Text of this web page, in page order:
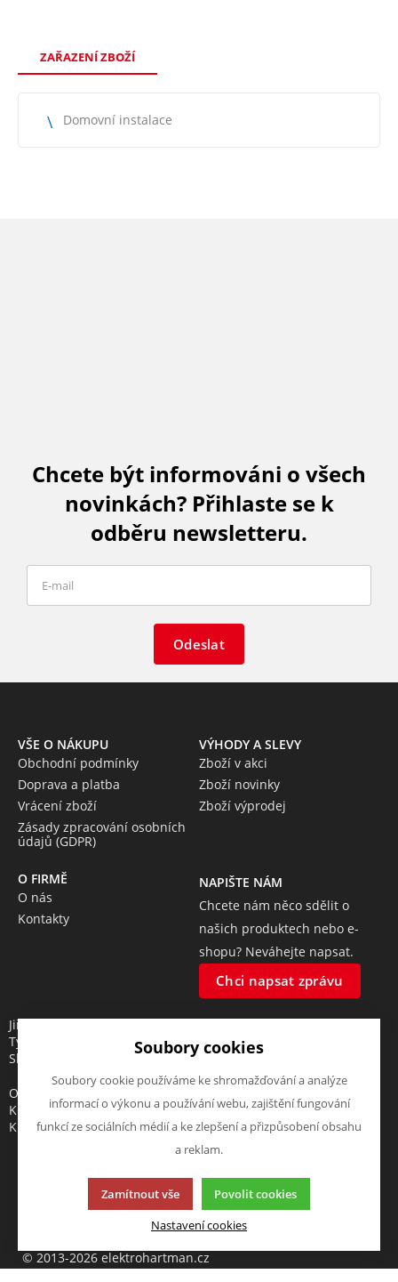
ZAŘAZENÍ ZBOŽÍ
Domovní instalace
Chcete být informováni o všech
novinkách? Přihlaste se k
odběru newsletteru.
Odeslat
VŠE O NÁKUPU
Obchodní podmínky
Doprava a platba
Vrácení zboží
Zásady zpracování osobních
údajů (GDPR)
VÝHODY A SLEVY
Zboží v akci
Zboží novinky
Zboží výprodej
O FIRMĚ
O nás
Kontakty
NAPIŠTE NÁM
Chcete nám něco sdělit o
našich produktech nebo e-
shopu? Neváhejte napsat.
Chci napsat zprávu
Jiří Hartman
Tyršova 143, 552 03 Česká
Skalice, CZ
Obchodní rejstřík vedený u
Krajského soudu v Hradci
Králové, oddíl A, vložka 18553
Tato stránka používá soubory cookies. Klikněte pro více
© 2013-2026 elektrohartman.cz
K2 e-shop - První e-shop, který uřídí celou vaši firmu.
Soubory cookies
Soubory cookie používáme ke shromažďování a analýze
informací o výkonu a používání webu, zajištění fungování
funkcí ze sociálních médií a ke zlepšení a přizpůsobení obsahu
a reklam.
Zamítnout vše Povolit cookies
Nastavení cookies